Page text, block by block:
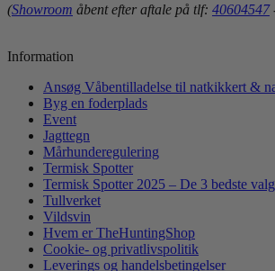
(Showroom åbent efter aftale på tlf: 40604547
Information
Ansøg Våbentilladelse til natkikkert &
Byg en foderplads
Event
Jagttegn
Mårhunderegulering
Termisk Spotter
Termisk Spotter 2025 – De 3 bedste
Tullverket
Vildsvin
Hvem er TheHuntingShop
Cookie- og privatlivspolitik
Leverings og handelsbetingelser